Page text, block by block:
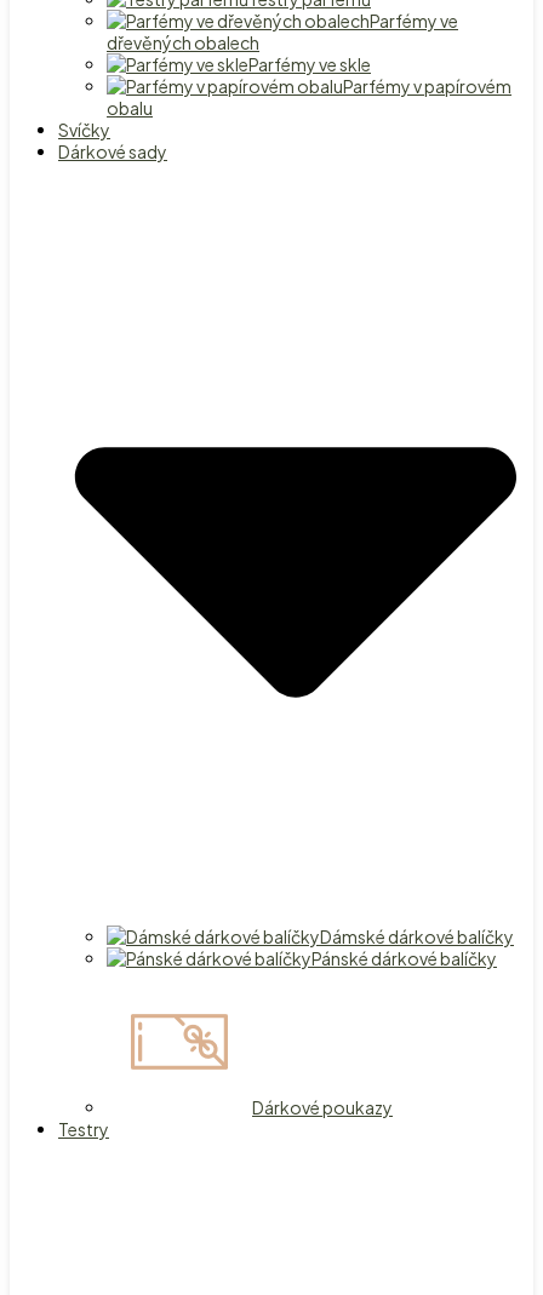
Parfémy ve
dřevěných obalech
Parfémy ve skle
Parfémy v papírovém
obalu
Svíčky
Dárkové sady
Dámské dárkové balíčky
Pánské dárkové balíčky
Dárkové poukazy
Testry